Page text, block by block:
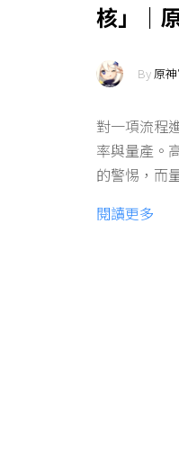
核」｜
By原
對一項流程
率與量產。
的警惕，而
閱讀更多